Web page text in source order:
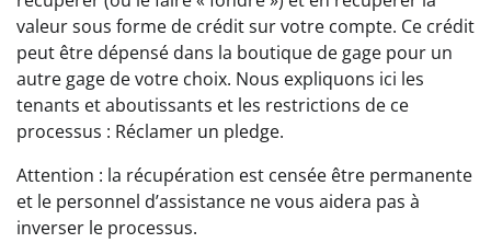
valeur sous forme de crédit sur votre compte. Ce crédit
peut être dépensé dans la boutique de gage pour un
autre gage de votre choix. Nous expliquons ici les
tenants et aboutissants et les restrictions de ce
processus : Réclamer un pledge.
Attention : la récupération est censée être permanente
et le personnel d’assistance ne vous aidera pas à
inverser le processus.